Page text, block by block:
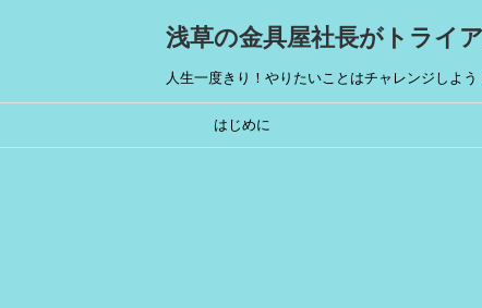
浅草の金具屋社長がトライ
人生一度きり！やりたいことはチャレンジしよう
はじめに